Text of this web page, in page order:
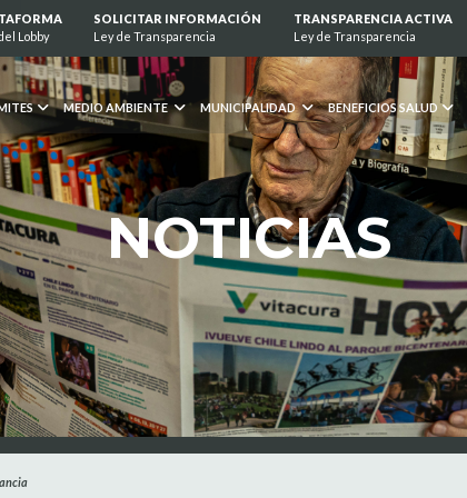
Lobby
SOLICITAR INFORMACIÓN
Ley de Transparencia
TRANSPARENCIA ACTIVA
Ley de Transparencia
MEDIO AMBIENTE MUNICIPALIDAD BENEFICIOS SALUD
NOTICIAS